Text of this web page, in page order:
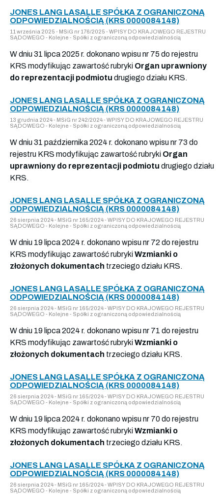
JONES LANG LASALLE SPÓŁKA Z OGRANICZONĄ
ODPOWIEDZIALNOŚCIĄ (KRS 0000084148)
11 września 2025 - MSiG nr 176/2025 - WPISY DO KRAJOWEGO REJESTRU
SĄDOWEGO - Kolejne - Spółki z ograniczoną odpowiedzialnością
W dniu 31 lipca 2025 r. dokonano wpisu nr 75 do rejestru
KRS modyfikując zawartość rubryki Organ uprawniony
do reprezentacji podmiotu drugiego działu KRS.
JONES LANG LASALLE SPÓŁKA Z OGRANICZONĄ
ODPOWIEDZIALNOŚCIĄ (KRS 0000084148)
13 grudnia 2024 - MSiG nr 242/2024 - WPISY DO KRAJOWEGO REJESTRU
SĄDOWEGO - Kolejne - Spółki z ograniczoną odpowiedzialnością
W dniu 31 października 2024 r. dokonano wpisu nr 73 do
rejestru KRS modyfikując zawartość rubryki Organ
uprawniony do reprezentacji podmiotu drugiego działu
KRS.
JONES LANG LASALLE SPÓŁKA Z OGRANICZONĄ
ODPOWIEDZIALNOŚCIĄ (KRS 0000084148)
26 sierpnia 2024 - MSiG nr 165/2024 - WPISY DO KRAJOWEGO REJESTRU
SĄDOWEGO - Kolejne - Spółki z ograniczoną odpowiedzialnością
W dniu 19 lipca 2024 r. dokonano wpisu nr 72 do rejestru
KRS modyfikując zawartość rubrykiWzmianki o
złożonych dokumentach trzeciego działu KRS.
JONES LANG LASALLE SPÓŁKA Z OGRANICZONĄ
ODPOWIEDZIALNOŚCIĄ (KRS 0000084148)
26 sierpnia 2024 - MSiG nr 165/2024 - WPISY DO KRAJOWEGO REJESTRU
SĄDOWEGO - Kolejne - Spółki z ograniczoną odpowiedzialnością
W dniu 19 lipca 2024 r. dokonano wpisu nr 71 do rejestru
KRS modyfikując zawartość rubrykiWzmianki o
złożonych dokumentach trzeciego działu KRS.
JONES LANG LASALLE SPÓŁKA Z OGRANICZONĄ
ODPOWIEDZIALNOŚCIĄ (KRS 0000084148)
26 sierpnia 2024 - MSiG nr 165/2024 - WPISY DO KRAJOWEGO REJESTRU
SĄDOWEGO - Kolejne - Spółki z ograniczoną odpowiedzialnością
W dniu 19 lipca 2024 r. dokonano wpisu nr 70 do rejestru
KRS modyfikując zawartość rubrykiWzmianki o
złożonych dokumentach trzeciego działu KRS.
JONES LANG LASALLE SPÓŁKA Z OGRANICZONĄ
ODPOWIEDZIALNOŚCIĄ (KRS 0000084148)
26 sierpnia 2024 - MSiG nr 165/2024 - WPISY DO KRAJOWEGO REJESTRU
SĄDOWEGO - Kolejne - Spółki z ograniczoną odpowiedzialnością